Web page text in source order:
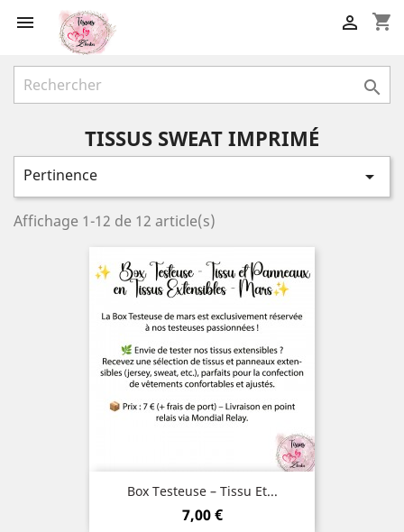
 shopping_cart


TISSUS SWEAT IMPRIMÉ
Pertinence 
Affichage 1-12 de 12 article(s)
Box Testeuse – Tissu Et...
Prix
7,00 €